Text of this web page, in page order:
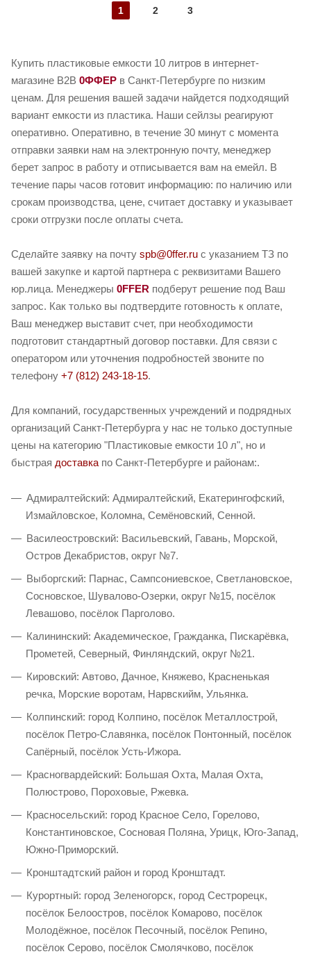
1 2 3
Купить пластиковые емкости 10 литров в интернет-
магазине B2B 0ФФЕР в Санкт-Петербурге по низким
ценам. Для решения вашей задачи найдется подходящий
вариант емкости из пластика. Наши сейлзы реагируют
оперативно. Оперативно, в течение 30 минут с момента
отправки заявки нам на электронную почту, менеджер
берет запрос в работу и отписывается вам на емейл. В
течение пары часов готовит информацию: по наличию или
срокам производства, цене, считает доставку и указывает
сроки отгрузки после оплаты счета.
Сделайте заявку на почту spb@0ffer.ru с указанием ТЗ по
вашей закупке и картой партнера с реквизитами Вашего
юр.лица. Менеджеры 0FFER подберут решение под Ваш
запрос. Как только вы подтвердите готовность к оплате,
Ваш менеджер выставит счет, при необходимости
подготовит стандартный договор поставки. Для связи с
оператором или уточнения подробностей звоните по
телефону +7 (812) 243-18-15.
Для компаний, государственных учреждений и подрядных
организаций Санкт-Петербурга у нас не только доступные
цены на категорию "Пластиковые емкости 10 л", но и
быстрая доставка по Санкт-Петербурге и районам:.
Адмиралтейский: Адмиралтейский, Екатерингофский,
Измайловское, Коломна, Семёновский, Сенной.
Василеостровский: Васильевский, Гавань, Морской,
Остров Декабристов, округ №7.
Выборгский: Парнас, Сампсониевское, Светлановское,
Сосновское, Шувалово-Озерки, округ №15, посёлок
Левашово, посёлок Парголово.
Калининский: Академическое, Гражданка, Пискарёвка,
Прометей, Северный, Финляндский, округ №21.
Кировский: Автово, Дачное, Княжево, Красненькая
речка, Морские воротам, Нарвскийм, Ульянка.
Колпинский: город Колпино, посёлок Металлострой,
посёлок Петро-Славянка, посёлок Понтонный, посёлок
Сапёрный, посёлок Усть-Ижора.
Красногвардейский: Большая Охта, Малая Охта,
Полюстрово, Пороховые, Ржевка.
Красносельский: город Красное Село, Горелово,
Константиновское, Сосновая Поляна, Урицк, Юго-Запад,
Южно-Приморский.
Кронштадтский район и город Кронштадт.
Курортный: город Зеленогорск, город Сестрорецк,
посёлок Белоостров, посёлок Комарово, посёлок
Молодёжное, посёлок Песочный, посёлок Репино,
посёлок Серово, посёлок Смолячково, посёлок